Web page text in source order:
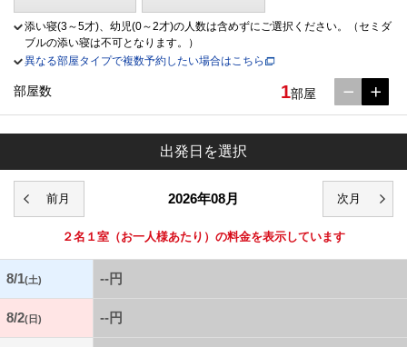
添い寝(3～5才)、幼児(0～2才)の人数は含めずにご選択ください。（セミダ
ブルの添い寝は不可となります。）
異なる部屋タイプで複数予約したい場合はこちら
部屋数 1部屋
出発日を選択
2026年08月
２名１室 （お一人様あたり）の料金を表示しています
8/1(土) --円
8/2(日) --円